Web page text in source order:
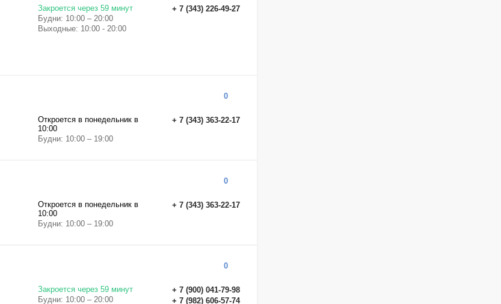
+ 7 (343) 226-49-27
Закроется через 59 минут
Будни: 10:00 – 20:00
Выходные: 10:00 - 20:00
0
+ 7 (343) 363-22-17
Откроется в понедельник в
10:00
Будни: 10:00 – 19:00
0
+ 7 (343) 363-22-17
Откроется в понедельник в
10:00
Будни: 10:00 – 19:00
0
+ 7 (900) 041-79-98
+ 7 (982) 606-57-74
Закроется через 59 минут
Будни: 10:00 – 20:00